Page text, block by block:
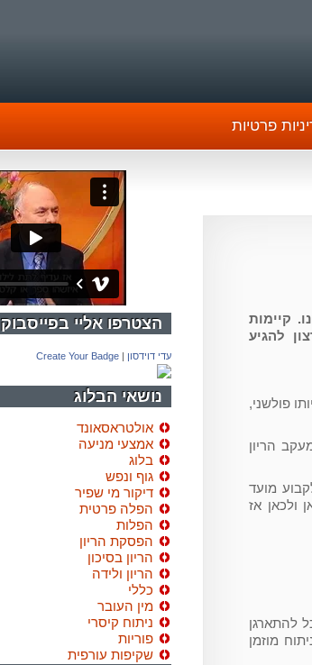
פרטיות
הצטרפו אליי בפייסבוק
עדי דוידסון |
Create Your Badge
נושאי הבלוג
אולטראסאונד
אמצעי מניעה
בלוג
גוף ונפש
דיקור מי שפיר
הפלה פרטית
הפלות
הפסקת הריון
הריון בסיכון
הריון ולידה
כללי
מין העובר
ניתוח קיסרי
פוריות
שקיפות עורפית
עלה מ 5% בשנות ה- 70' ל 20-30% בימינו. קיימות
להגיע
פולשני,
הריון
מועד
ולכאן אז
כל להתארגן
מוזמן